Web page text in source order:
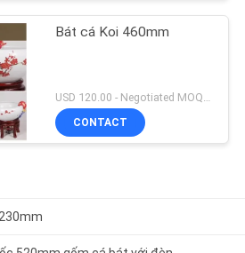
Bát cá Koi 460mm
CONTACT